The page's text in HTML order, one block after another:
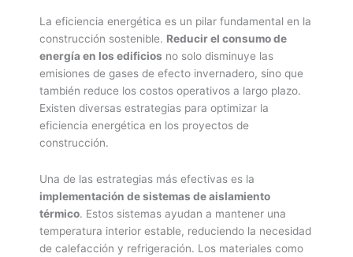
La eficiencia energética es un pilar fundamental en la
construcción sostenible. Reducir el consumo de
energía en los edificios no solo disminuye las
emisiones de gases de efecto invernadero, sino que
también reduce los costos operativos a largo plazo.
Existen diversas estrategias para optimizar la
eficiencia energética en los proyectos de
construcción.
Una de las estrategias más efectivas es la
implementación de sistemas de aislamiento
térmico. Estos sistemas ayudan a mantener una
temperatura interior estable, reduciendo la necesidad
de calefacción y refrigeración. Los materiales como